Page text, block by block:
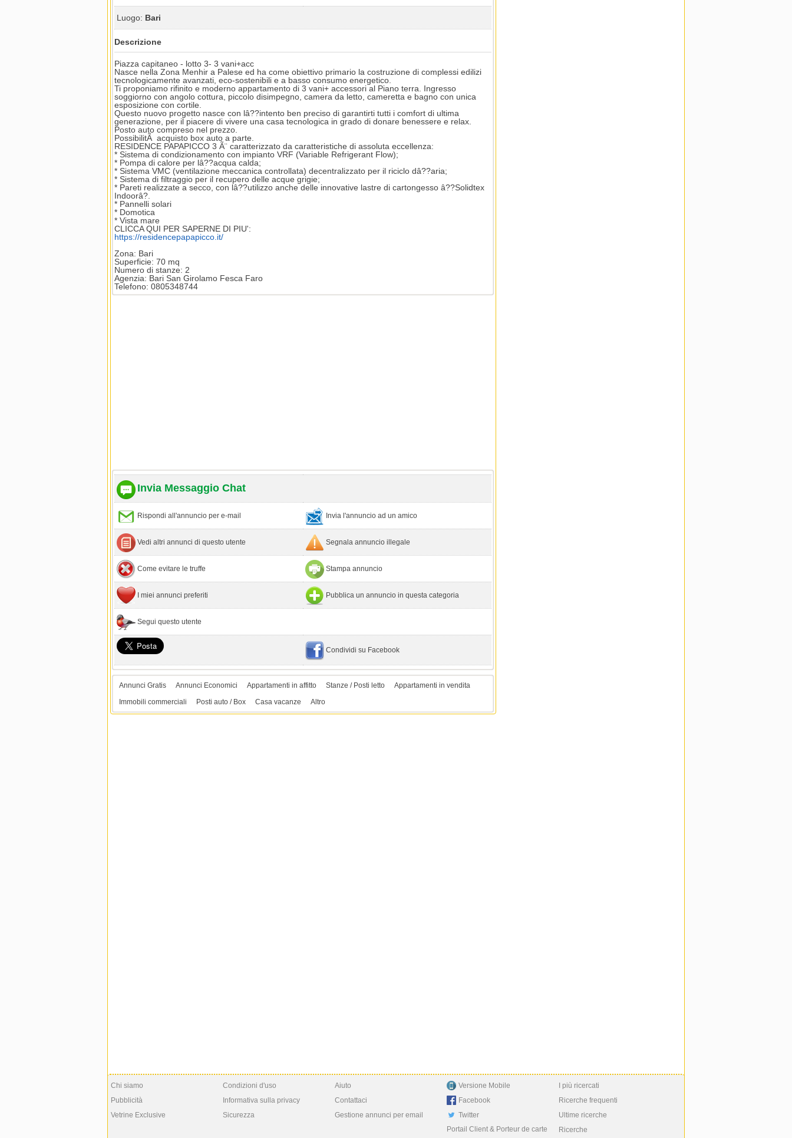
Luogo: Bari
Descrizione
Piazza capitaneo - lotto 3- 3 vani+acc
Nasce nella Zona Menhir a Palese ed ha come obiettivo primario la costruzione di complessi edilizi
tecnologicamente avanzati, eco-sostenibili e a basso consumo energetico.
Ti proponiamo rifinito e moderno appartamento di 3 vani+ accessori al Piano terra. Ingresso
soggiorno con angolo cottura, piccolo disimpegno, camera da letto, cameretta e bagno con unica
esposizione con cortile.
Questo nuovo progetto nasce con lâ??intento ben preciso di garantirti tutti i comfort di ultima
generazione, per il piacere di vivere una casa tecnologica in grado di donare benessere e relax.
Posto auto compreso nel prezzo.
PossibilitÃ acquisto box auto a parte.
RESIDENCE PAPAPICCO 3 Ã¨ caratterizzato da caratteristiche di assoluta eccellenza:
* Sistema di condizionamento con impianto VRF (Variable Refrigerant Flow);
* Pompa di calore per lâ??acqua calda;
* Sistema VMC (ventilazione meccanica controllata) decentralizzato per il riciclo dâ??aria;
* Sistema di filtraggio per il recupero delle acque grigie;
* Pareti realizzate a secco, con lâ??utilizzo anche delle innovative lastre di cartongesso â??Solidtex
Indoorâ?.
* Pannelli solari
* Domotica
* Vista mare
CLICCA QUI PER SAPERNE DI PIU':
https://residencepapapicco.it/
Zona: Bari
Superficie: 70 mq
Numero di stanze: 2
Agenzia: Bari San Girolamo Fesca Faro
Telefono: 0805348744
Invia Messaggio Chat
Rispondi all'annuncio per e-mail Invia l'annuncio ad un amico
Vedi altri annunci di questo utente Segnala annuncio illegale
Come evitare le truffe Stampa annuncio
I miei annunci preferiti Pubblica un annuncio in questa categoria
Segui questo utente
Condividi su Facebook
Annunci Gratis Annunci Economici Appartamenti in affitto Stanze / Posti letto
Appartamenti in vendita
Immobili commerciali
Posti auto / Box Casa vacanze Altro
Chi siamo
Pubblicità
Vetrine Exclusive
Condizioni d'uso
Informativa sulla privacy
Sicurezza
Aiuto
Contattaci
Gestione annunci per email
Versione Mobile
Facebook
Twitter
Portail Client & Porteur de carte
I più ricercati
Ricerche frequenti
Ultime ricerche
Ricerche